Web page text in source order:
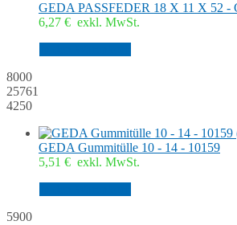
GEDA PASSFEDER 18 X 11 X 52 -
6,27 € exkl. MwSt.
8000
25761
4250
GEDA Gummitülle 10 - 14 - 10159
5,51 € exkl. MwSt.
5900